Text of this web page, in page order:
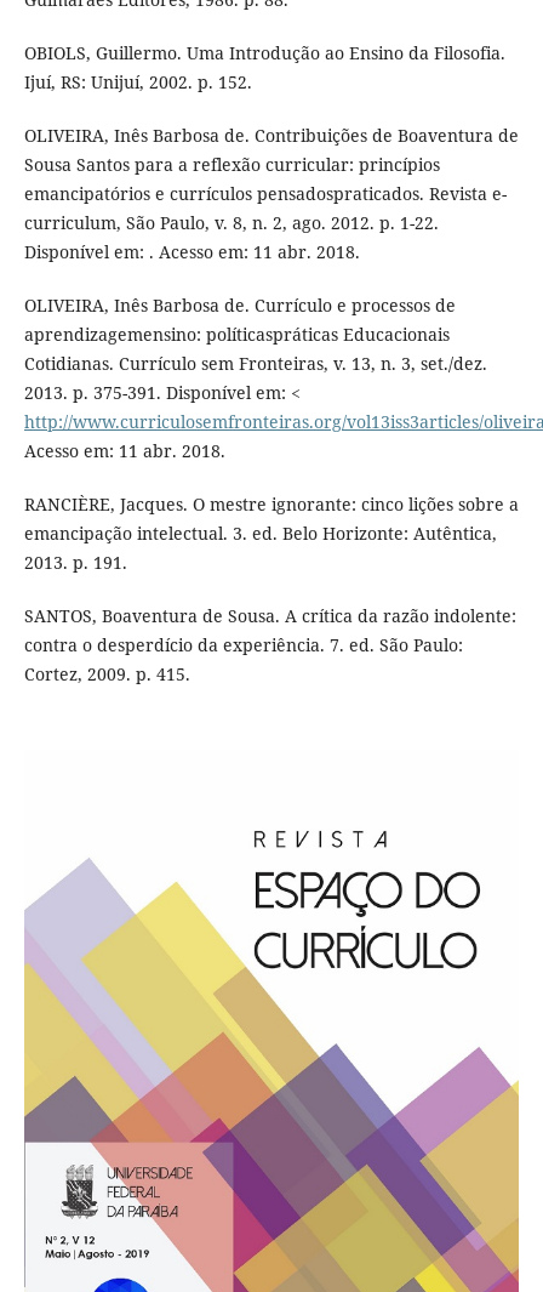
OBIOLS, Guillermo. Uma Introdução ao Ensino da Filosofia.
Ijuí, RS: Unijuí, 2002. p. 152.
OLIVEIRA, Inês Barbosa de. Contribuições de Boaventura de
Sousa Santos para a reflexão curricular: princípios
emancipatórios e currículos pensadospraticados. Revista e-
curriculum, São Paulo, v. 8, n. 2, ago. 2012. p. 1-22.
Disponível em: . Acesso em: 11 abr. 2018.
OLIVEIRA, Inês Barbosa de. Currículo e processos de
aprendizagemensino: políticaspráticas Educacionais
Cotidianas. Currículo sem Fronteiras, v. 13, n. 3, set./dez.
2013. p. 375-391. Disponível em: <
http://www.curriculosemfronteiras.org/vol13iss3articles/
Acesso em: 11 abr. 2018.
RANCIÈRE, Jacques. O mestre ignorante: cinco lições sobre a
emancipação intelectual. 3. ed. Belo Horizonte: Autêntica,
2013. p. 191.
SANTOS, Boaventura de Sousa. A crítica da razão indolente:
contra o desperdício da experiência. 7. ed. São Paulo:
Cortez, 2009. p. 415.